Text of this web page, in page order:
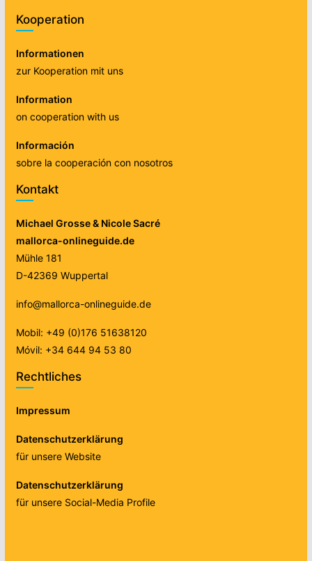
Kooperation
Informationen
zur Kooperation mit uns
Information
on cooperation with us
Información
sobre la cooperación con nosotros
Kontakt
Michael Grosse & Nicole Sacré
mallorca-onlineguide.de
Mühle 181
D-42369 Wuppertal
info@mallorca-onlineguide.de
Mobil: +49 (0)176 51638120
Móvil: +34 644 94 53 80
Rechtliches
Impressum
Datenschutzerklärung
für unsere Website
Datenschutzerklärung
für unsere Social-Media Profile